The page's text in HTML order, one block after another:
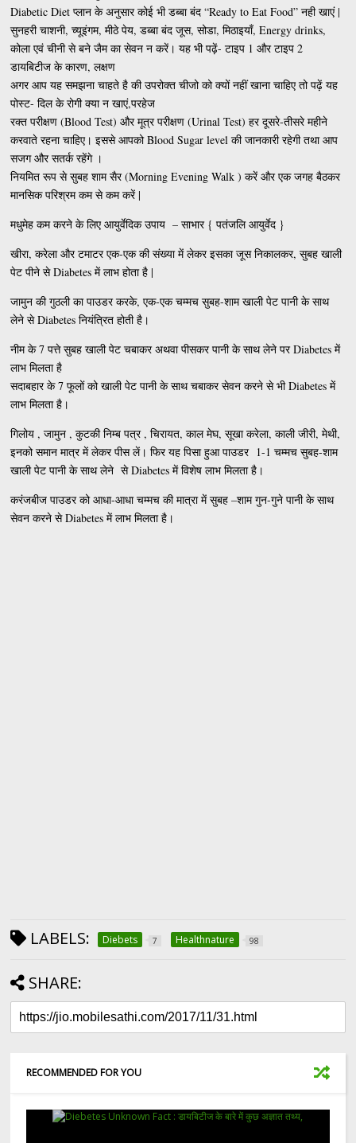
Diabetic Diet प्लान के अनुसार कोई भी डब्बा बंद “Ready to Eat Food” नही खाएं |
सुनहरी चाशनी, च्यूइंगम, मीठे पेय, डब्बा बंद जूस, सोडा, मिठाइयाँ, Energy drinks,
कोला एवं चीनी से बने जैम का सेवन न करें। यह भी पढ़ें- टाइप 1 और टाइप 2
डायबिटीज के कारण, लक्षण
अगर आप यह समझना चाहते है की उपरोक्त चीजो को क्यों नहीं खाना चाहिए तो पढ़ें यह
पोस्ट- दिल के रोगी क्या न खाएं,परहेज
रक्त परीक्षण (Blood Test) और मूत्र परीक्षण (Urinal Test) हर दूसरे-तीसरे महीने
करवाते रहना चाहिए। इससे आपको Blood Sugar level की जानकारी रहेगी तथा आप
सजग और सतर्क रहेंगे ।
नियमित रूप से सुबह शाम सैर (Morning Evening Walk ) करें और एक जगह बैठकर
मानसिक परिश्रम कम से कम करें |
मधुमेह कम करने के लिए आयुर्वेदिक उपाय – साभार { पतंजलि आयुर्वेद }
खीरा, करेला और टमाटर एक-एक की संख्या में लेकर इसका जूस निकालकर, सुबह खाली
पेट पीने से Diabetes में लाभ होता है |
जामुन की गुठली का पाउडर करके, एक-एक चम्मच सुबह-शाम खाली पेट पानी के साथ
लेने से Diabetes नियंत्रित होती है।
नीम के 7 पत्ते सुबह खाली पेट चबाकर अथवा पीसकर पानी के साथ लेने पर Diabetes में
लाभ मिलता है
सदाबहार के 7 फूलों को खाली पेट पानी के साथ चबाकर सेवन करने से भी Diabetes में
लाभ मिलता है।
गिलोय , जामुन , कुटकी निम्ब पत्र , चिरायत, काल मेघ, सूखा करेला, काली जीरी, मेथी,
इनको समान मात्र में लेकर पीस लें। फिर यह पिसा हुआ पाउडर 1-1 चम्मच सुबह-शाम
खाली पेट पानी के साथ लेने से Diabetes में विशेष लाभ मिलता है।
करंजबीज पाउडर को आधा-आधा चम्मच की मात्रा में सुबह –शाम गुन-गुने पानी के साथ
सेवन करने से Diabetes में लाभ मिलता है।
LABELS: Diebets 7 Healthnature 98
SHARE:
RECOMMENDED FOR YOU